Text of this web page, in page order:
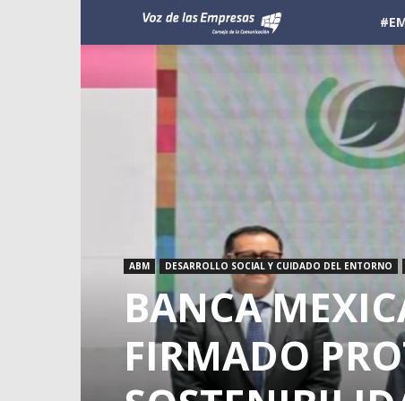
Empresas
ABM DESARROLLO SOCIAL Y CUIDADO DEL ENTORNO
BANCA
FIRMADO